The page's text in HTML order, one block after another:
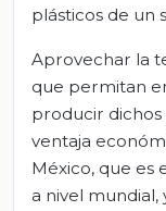
plásticos de un
Aprovechar la
que permitan
producir
ventaja
México, que es
a nivel